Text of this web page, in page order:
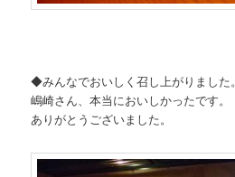
◆みんなでおいしく召し上がりました。
嶋崎さん、本当においしかったです。
ありがとうございました。